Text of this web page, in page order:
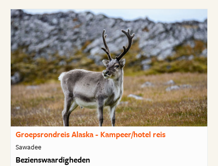
Groepsrondreis Alaska - Kampeer/hotel reis
Sawadee
Bezienswaardigheden